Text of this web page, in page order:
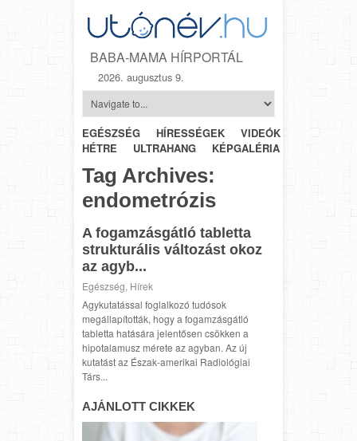
BABA-MAMA HÍRPORTÁL
2026. augusztus 9.
EGÉSZSÉG HÍRESSÉGEK VIDEÓK
HÉTRŐL-
HÉTRE
ULTRAHANG KÉPGALÉRIA
Tag Archives:
endometrózis
A fogamzásgátló tabletta
strukturális változást okoz
az agyb...
Egészség, Hírek
Agykutatással foglalkozó tudósok
megállapították, hogy a fogamzásgátló
tabletta hatására jelentősen csökken a
hipotalamusz mérete az agyban. Az új
kutatást az Észak-amerikai Radiológiai
Társ...
AJÁNLOTT CIKKEK